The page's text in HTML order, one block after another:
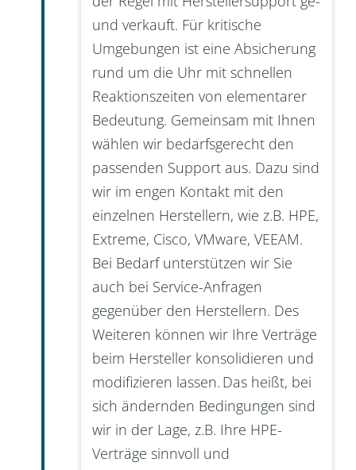
und verkauft. Für kritische
Umgebungen ist eine Absicherung
rund um die Uhr mit schnellen
Reaktionszeiten von elementarer
Bedeutung. Gemeinsam mit Ihnen
wählen wir bedarfsgerecht den
passenden Support aus. Dazu sind
wir im engen Kontakt mit den
einzelnen Herstellern, wie z.B. HPE,
Extreme, Cisco, VMware, VEEAM.
Bei Bedarf unterstützen wir Sie
auch bei Service-Anfragen
gegenüber den Herstellern. Des
Weiteren können wir Ihre Verträge
beim Hersteller konsolidieren und
modifizieren lassen. Das heißt, bei
sich ändernden Bedingungen sind
wir in der Lage, z.B. Ihre HPE-
Verträge sinnvoll und